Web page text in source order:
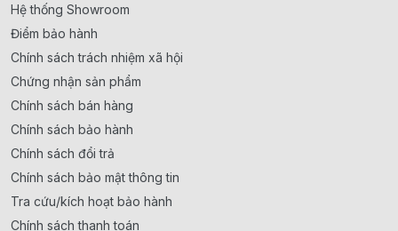
Hệ thống Showroom
Điểm bảo hành
Chính sách trách nhiệm xã hội
Chứng nhận sản phẩm
Chính sách bán hàng
Chính sách bảo hành
Chính sách đổi trả
Chính sách bảo mật thông tin
Tra cứu/kích hoạt bảo hành
Chính sách thanh toán